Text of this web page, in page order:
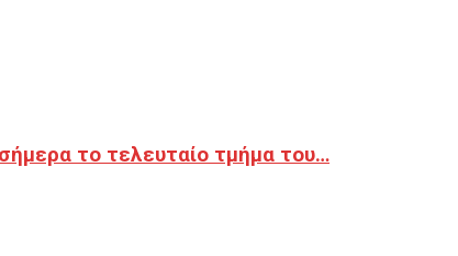
το τελευταίο τμήμα του…